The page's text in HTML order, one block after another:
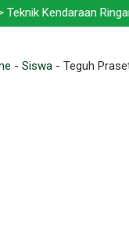
Kendaraan
- Siswa - Teguh